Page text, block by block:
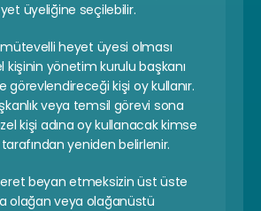
üyeliğine seçilebilir.
heyet üyesi olması
kişinin yönetim kurulu başkanı
görevlendireceği kişi oy kullanır.
veya temsil görevi sona
kişi adına oy kullanacak kimse
yeniden belirlenir.
beyan etmeksizin üst üste
olağan veya olağanüstü